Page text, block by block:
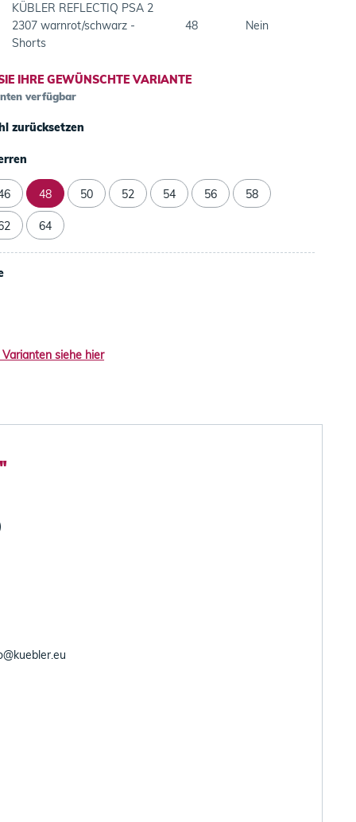
KÜBLER REFLECTIQ PSA 2
2307 warnrot/schwarz -
Shorts
48 Nein
IHRE GEWÜNSCHTE VARIANTE
verfügbar
zurücksetzen
48 50 52 54 56 58
64
siehe hier